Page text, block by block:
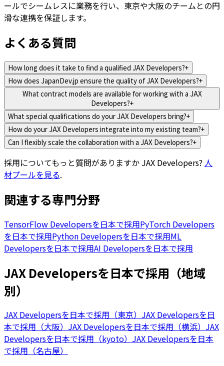
ールでシームレスに業務を行い、東京や大阪のチームとの円
滑な連携を保証します。
よくある質問
How long does it take to find a qualified JAX Developers?+
How does JapanDev.jp ensure the quality of JAX Developers?+
What contract models are available for working with a JAX
Developers?+
What special qualifications do your JAX Developers bring?+
How do your JAX Developers integrate into my existing team?+
Can I flexibly scale the collaboration with a JAX Developers?+
採用についてもっと質問がありますか JAX Developers? 人
材プールを見る.
関連する専門分野
TensorFlow Developersを日本で採用PyTorch Developers
を日本で採用Python Developersを日本で採用ML
Developersを日本で採用AI Developersを日本で採用
JAX Developersを日本で採用（地域
別）
JAX Developersを日本で採用（東京） JAX Developersを日
本で採用（大阪） JAX Developersを日本で採用（横浜） JAX
Developersを日本で採用（kyoto） JAX Developersを日本
で採用（名古屋）